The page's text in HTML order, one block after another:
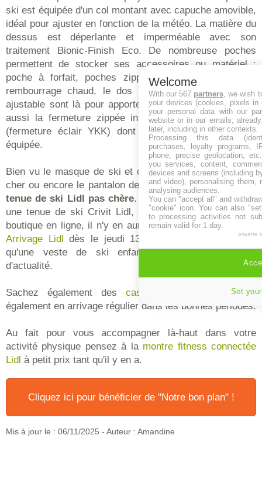
ski est équipée d'un col montant avec capuche amovible,
idéal pour ajuster en fonction de la météo. La matière du
dessus est déperlante et imperméable avec son
traitement Bionic-Finish Eco. De nombreuse poches
permettent de stocker ses accessoires ou matériel :
poche à forfait, poches zippées, poche intérieur. Un
rembourrage chaud, le dos rallongé et un pare-neige
ajustable sont là pour apporter du confort. On apprécie
aussi la fermeture zippée intégrale et protège-menton
(fermeture éclair YKK) dont la veste Lidl de ski est
équipée.
Bien vu le masque de ski et de snowboard Crivit moins
cher ou encore le pantalon de ski Lidl pour compléter la
tenue de ski Lidl pas chère. Si vous souhaitez acheter
une tenue de ski Crivit Lidl, ne tardez pas à visiter la
boutique en ligne, il n'y en aura pas pour tout le monde.
Arrivage Lidl dès le jeudi 13 novembre 2025 ! Notez
qu'une veste de ski enfant Lidl Crivit est aussi
d'actualité.
Sachez également des casques de Ski Lidl
sont
également en arrivage régulier dans les bonnes périodes.
Au fait pour vous accompagner là-haut dans votre
activité physique pensez à la montre fitness connectée
Lidl à petit prix tant qu'il y en a.
Cliquez ici pour bénéficier de "Notre bon plan" !
Mis à jour le : 06/11/2025 - Auteur : Amandine
Welcome
With our 567 partners, we wish
your devices (cookies, pixels
your personal data with our
website or in our emails,
later, including in other contexts.
Processing this data
purchases, loyalty programs,
phone, precise geolocation,
you services, content,
devices and screens (including
and video), personalising them,
analysing audiences.
You can "accept all" and
"cookie" icon. You can also
to processing activities not
remain valid for 1 day.
powered
Set